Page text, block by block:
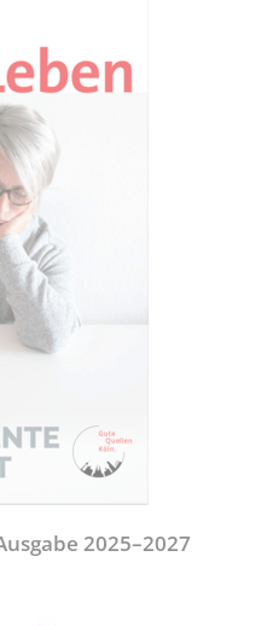
2025–2027